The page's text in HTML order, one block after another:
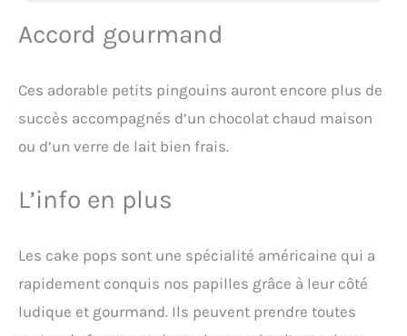
Accord gourmand
Ces adorable petits pingouins auront encore plus de
succès accompagnés d’un chocolat chaud maison
ou d’un verre de lait bien frais.
L’info en plus
Les cake pops sont une spécialité américaine qui a
rapidement conquis nos papilles grâce à leur côté
ludique et gourmand. Ils peuvent prendre toutes